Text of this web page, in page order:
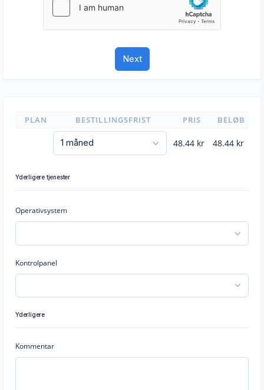
PLAN BESTILLINGSFRIST PRIS BELØB
48.44kr 48.44kr
Yderligere tjenester
Operativsystem
Kontrolpanel
Yderligere
Kommentar